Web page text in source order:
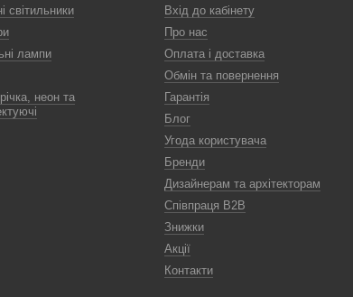
світильники
лампи
неон та
Вхід до кабінету
Про нас
Оплата і доставка
Обмін та повернення
Гарантія
Блог
Угода користувача
Бренди
Дизайнерам та архітекторам
Співпраця B2B
Знижки
Акції
Контакти